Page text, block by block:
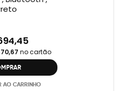
no cartão
AO CARRINHO